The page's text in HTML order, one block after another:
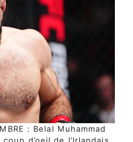
: Belal Muhammad
d’oeil de l’Irlandais